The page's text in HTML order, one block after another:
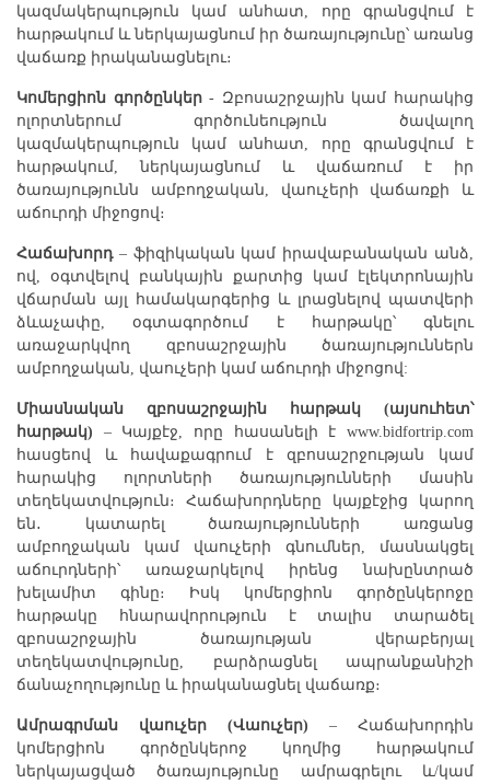
կազմակերպություն կամ անհատ, որը գրանցվում է
հարթակում և ներկայացնում իր ծառայությունը՝ առանց
վաճառք իրականացնելու։
Կոմերցիոն գործընկեր- Զբոսաշրջային կամ հարակից
ոլորտներում գործունեություն ծավալող
կազմակերպություն կամ անհատ, որը գրանցվում է
հարթակում, ներկայացնում և վաճառում է իր
ծառայությունն ամբողջական, վաուչերի վաճառքի և
աճուրդի միջոցով։
Հաճախորդ– ֆիզիկական կամ իրավաբանական անձ,
ով, օգտվելով բանկային քարտից կամ էլեկտրոնային
վճարման այլ համակարգերից և լրացնելով պատվերի
ձևաչափը, օգտագործում է հարթակը՝ գնելու
առաջարկվող զբոսաշրջային ծառայություններն
ամբողջական, վաուչերի կամ աճուրդի միջոցով:
Միասնական զբոսաշրջային հարթակ (այսուհետ՝
հարթակ) – Կայքէջ, որը հասանելի է www.bidfortrip.com
հասցեով և հավաքագրում է զբոսաշրջության կամ
հարակից ոլորտների ծառայությունների մասին
տեղեկատվություն։ Հաճախորդները կայքէջից կարող
են․ կատարել ծառայությունների առցանց
ամբողջական կամ վաուչերի գնումներ, մասնակցել
աճուրդների՝ առաջարկելով իրենց նախընտրած
խելամիտ գինը։ Իսկ կոմերցիոն գործընկերոջը
հարթակը հնարավորություն է տալիս տարածել
զբոսաշրջային ծառայության վերաբերյալ
տեղեկատվությունը, բարձրացնել ապրանքանիշի
ճանաչողությունը և իրականացնել վաճառք։
Ամրագրման վաուչեր (Վաուչեր) – Հաճախորդին
կոմերցիոն գործընկերոջ կողմից հարթակում
ներկայացված ծառայությունը ամրագրելու և/կամ